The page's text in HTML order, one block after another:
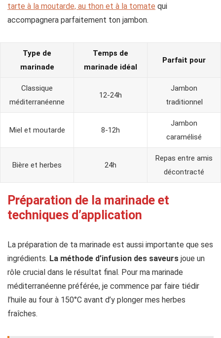
tarte à la moutarde, au thon et à la tomate qui
accompagnera parfaitement ton jambon.
Type de
marinade
Temps de
marinade idéal
Parfait pour
Classique
méditerranéenne
12-24h
Jambon
traditionnel
Miel et moutarde 8-12h
Jambon
caramélisé
Bière et herbes 24h
Repas entre amis
décontracté
Préparation de la marinade et
techniques d’application
La préparation de ta marinade est aussi importante que ses
ingrédients. La méthode d’infusion des saveurs joue un
rôle crucial dans le résultat final. Pour ma marinade
méditerranéenne préférée, je commence par faire tiédir
l’huile au four à 150°C avant d’y plonger mes herbes
fraîches.